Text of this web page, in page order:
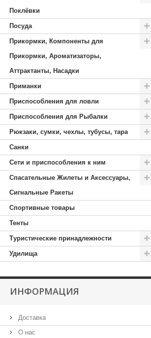
Поклёвки
Посуда
Прикормки, Компоненты для
Прикормки, Ароматизаторы,
Аттрактанты, Насадки
Приманки
Приспособления для ловли
Приспособления для Рыбалки
Рюкзаки, сумки, чехлы, тубусы, тара
Санки
Сети и приспособления к ним
Спасательные Жилеты и Аксессуары,
Сигнальные Ракеты
Спортивные товары
Тенты
Туристические принадлежности
Удилища
ИНФОРМАЦИЯ
Доставка
О нас